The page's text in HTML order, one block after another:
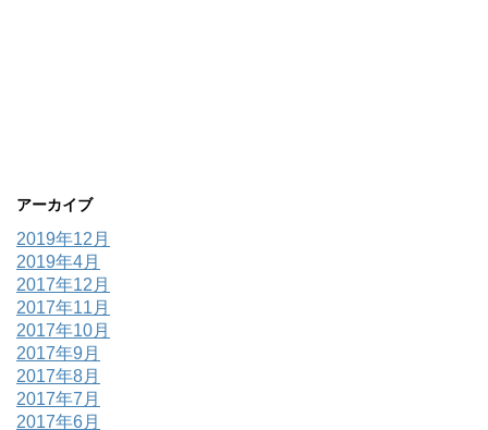
アーカイブ
2019年12月
2019年4月
2017年12月
2017年11月
2017年10月
2017年9月
2017年8月
2017年7月
2017年6月